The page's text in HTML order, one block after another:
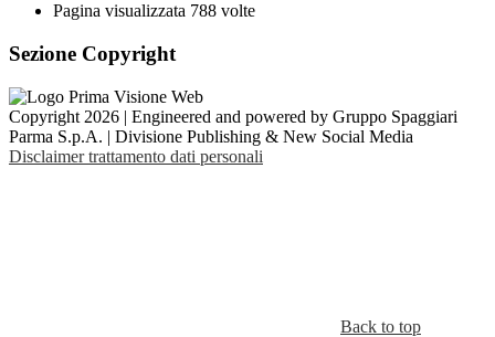
Pagina visualizzata 788 volte
Sezione Copyright
Copyright 2026 | Engineered and powered by Gruppo Spaggiari
Parma S.p.A. | Divisione Publishing & New Social Media
Disclaimer trattamento dati personali
Back to top